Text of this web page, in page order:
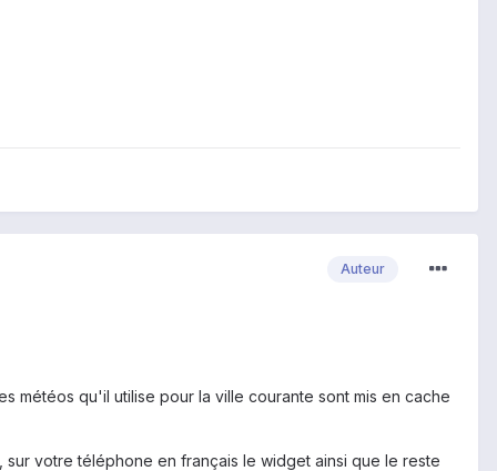
Auteur
météos qu'il utilise pour la ville courante sont mis en cache
votre téléphone en français le widget ainsi que le reste